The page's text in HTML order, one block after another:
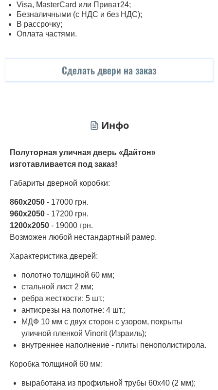
Visa, MasterСard или Приват24;
Безналичными (с НДС и без НДС);
В рассрочку;
Оплата частями.
Сделать двери на заказ
Инфо
Полуторная уличная дверь «Дайтон»
изготавливается под заказ!
Габариты дверной коробки:
860х2050 - 17000 грн.
960х2050 - 17200 грн.
1200х2050 - 19000 грн.
Возможен любой нестандартный рамер.
Характеристика дверей:
полотно толщиной 60 мм;
стальной лист 2 мм;
ребра жесткости: 5 шт.;
антисрезы на полотне: 4 шт.;
МДФ 10 мм с двух сторон с узором, покрыты
уличной пленкой Vinorit (Израиль);
внутреннее наполнение - плиты пенополистирола.
Коробка толщиной 60 мм:
выработана из профильной трубы 60х40 (2 мм);